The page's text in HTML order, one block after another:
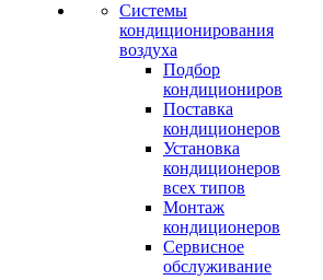
Системы
кондиционирования
воздуха
Подбор
кондициониров
Поставка
кондиционеров
Установка
кондиционеров
всех типов
Монтаж
кондиционеров
Сервисное
обслуживание